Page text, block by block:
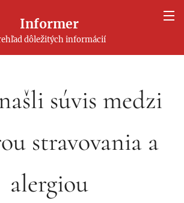
Informer
dôležitých informácií
súvis medzi
stravovania a
alergiou